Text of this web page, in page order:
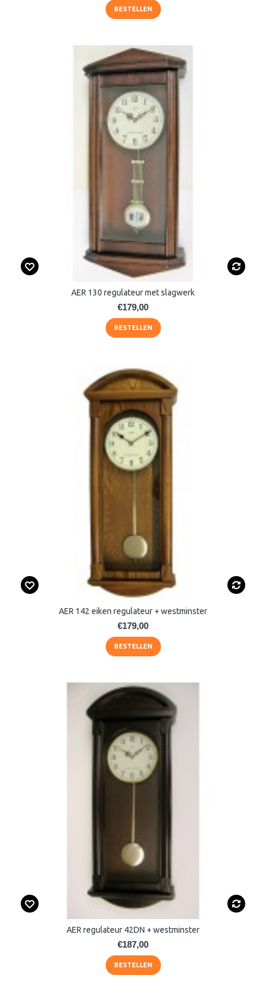
BESTELLEN
AER 130 regulateur met slagwerk
€179,00
BESTELLEN
AER 142 eiken regulateur + westminster
€179,00
BESTELLEN
AER regulateur 42DN + westminster
€187,00
BESTELLEN